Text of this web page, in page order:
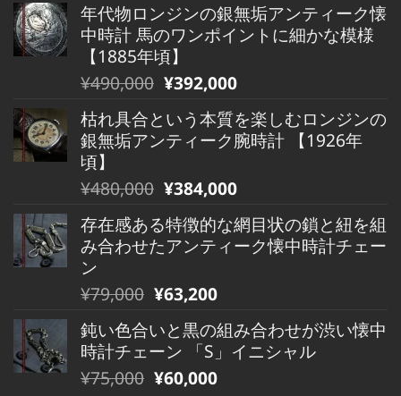
価
格
は
¥880,000
で
し
た。
の
価
格
は
¥880,000
で
す。
年代物ロンジンの銀無垢アンティーク懐
中時計 馬のワンポイントに細かな模様
【1885年頃】
元
価
格
は
¥490,000
で
し
た。
¥490,000 現
の
価
は
¥490,000
で
す。
¥392,000
枯れ具合という本質を楽しむロンジンの
銀無垢アンティーク腕時計 【1926年
頃】
元
価
格
は
¥480,000
で
し
た。
¥480,000 現
の
価
は
¥480,000
で
す。
¥384,000
存在感ある特徴的な網目状の鎖と紐を組
み合わせたアンティーク懐中時計チェー
ン
元
価
格
は
¥79,000 現
の
価
格
¥63,200
鈍い色合いと黒の組み合わせが渋い懐中
時計チェーン 「S」イニシャル
元
¥75,000 現
¥60,000